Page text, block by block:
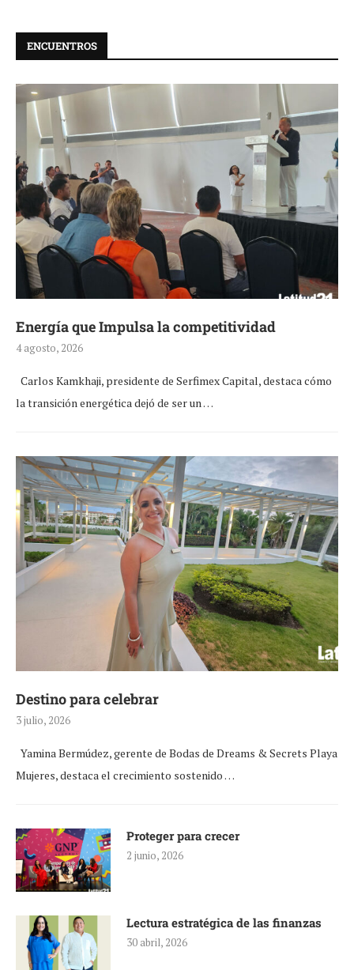
ENCUENTROS
Energía que Impulsa la competitividad
4 agosto, 2026
Carlos Kamkhaji, presidente de Serfimex Capital, destaca cómo
la transición energética dejó de ser un …
Destino para celebrar
3 julio, 2026
Yamina Bermúdez, gerente de Bodas de Dreams & Secrets Playa
Mujeres, destaca el crecimiento sostenido …
Proteger para crecer
2 junio, 2026
Lectura estratégica de las finanzas
30 abril, 2026